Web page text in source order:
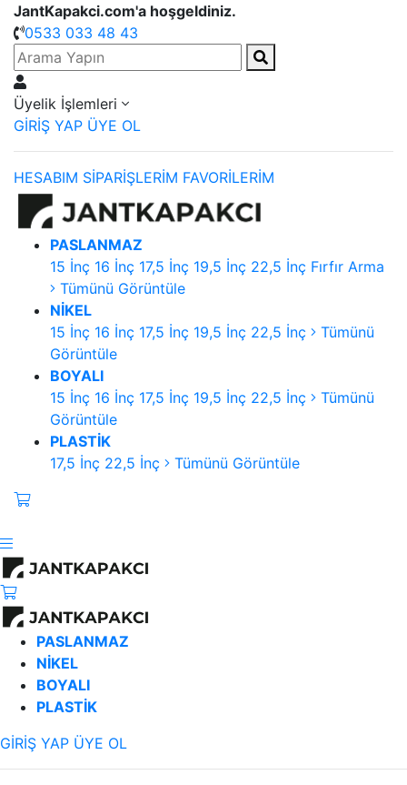
JantKapakci.com'a hoşgeldiniz.
0533 033 48 43
Üyelik İşlemleri
GİRİŞ YAP ÜYE OL
HESABIM SİPARİŞLERİM FAVORİLERİM
PASLANMAZ
15 İnç 16 İnç 17,5 İnç 19,5 İnç 22,5 İnç Fırfır Arma
Tümünü Görüntüle
NİKEL
15 İnç 16 İnç 17,5 İnç 19,5 İnç 22,5 İnç
Tümünü
Görüntüle
BOYALI
15 İnç 16 İnç 17,5 İnç 19,5 İnç 22,5 İnç
Tümünü
Görüntüle
PLASTİK
17,5 İnç 22,5 İnç Tümünü Görüntüle
PASLANMAZ
NİKEL
BOYALI
PLASTİK
GİRİŞ YAP ÜYE OL